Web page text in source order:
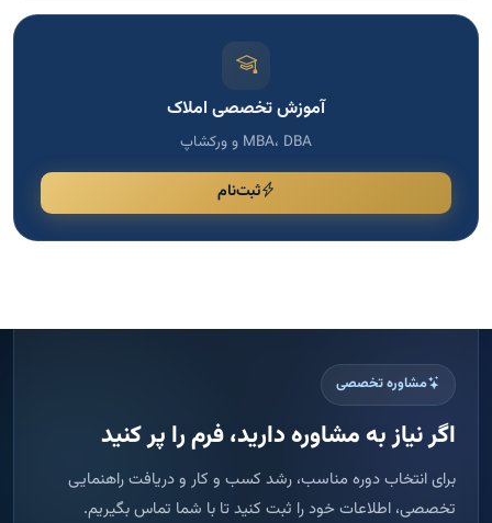
آموزش تخصصی املاک
MBA، DBA و ورکشاپ
ثبت‌نام
مشاوره تخصصی
اگر نیاز به مشاوره دارید، فرم را پر کنید
برای انتخاب دوره مناسب، رشد کسب و کار و دریافت راهنمایی
تخصصی، اطلاعات خود را ثبت کنید تا با شما تماس بگیریم.